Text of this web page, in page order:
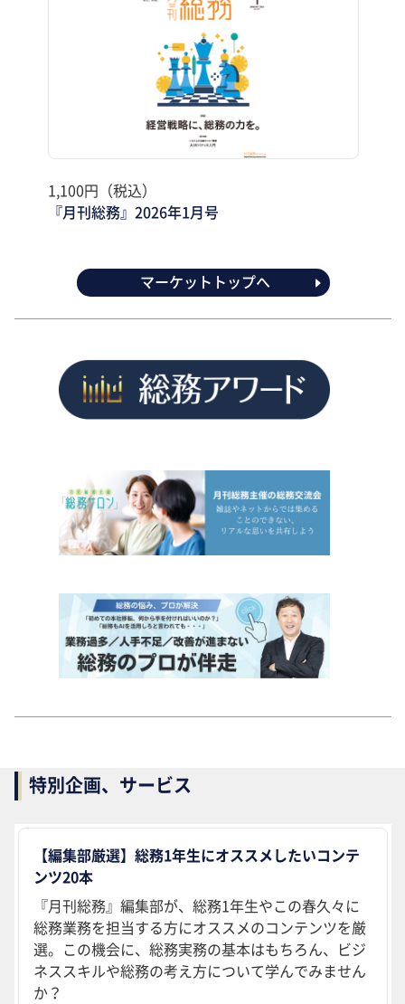
1,100円（税込）
『月刊総務』2026年1月号
マーケットトップへ
特別企画、サービス
【編集部厳選】総務1年生にオススメしたいコンテ
ンツ20本
『月刊総務』編集部が、総務1年生やこの春久々に
総務業務を担当する方にオススメのコンテンツを厳
選。この機会に、総務実務の基本はもちろん、ビジ
ネススキルや総務の考え方について学んでみません
か？